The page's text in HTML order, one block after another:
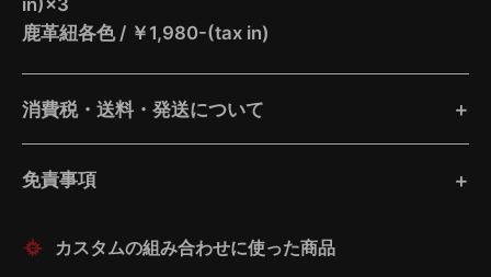
鹿革紐各色 / ￥1,980-(tax in)
消費税・送料・発送について
免責事項